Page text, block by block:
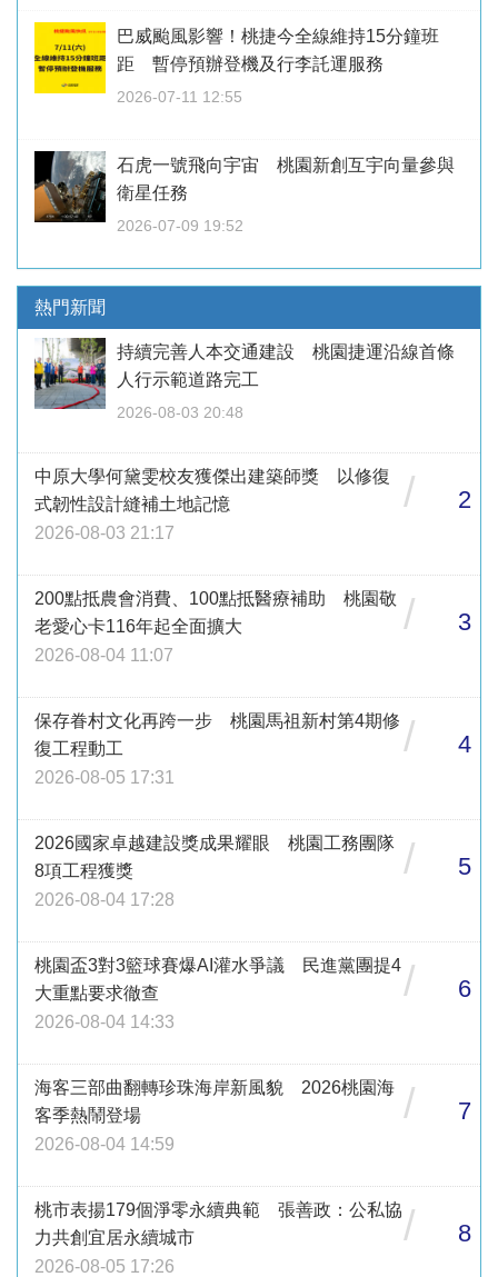
巴威颱風影響！桃捷今全線維持15分鐘班
距 暫停預辦登機及行李託運服務
2026-07-11 12:55
石虎一號飛向宇宙 桃園新創互宇向量參與
衛星任務
2026-07-09 19:52
熱門新聞
持續完善人本交通建設 桃園捷運沿線首條
人行示範道路完工
2026-08-03 20:48
中原大學何黛雯校友獲傑出建築師獎 以修復
式韌性設計縫補土地記憶
2026-08-03 21:17
/ 2
200點抵農會消費、100點抵醫療補助 桃園敬
老愛心卡116年起全面擴大
2026-08-04 11:07
/ 3
保存眷村文化再跨一步 桃園馬祖新村第4期修
復工程動工
2026-08-05 17:31
/ 4
2026國家卓越建設獎成果耀眼 桃園工務團隊
8項工程獲獎
2026-08-04 17:28
/ 5
桃園盃3對3籃球賽爆AI灌水爭議 民進黨團提4
大重點要求徹查
2026-08-04 14:33
/ 6
海客三部曲翻轉珍珠海岸新風貌 2026桃園海
客季熱鬧登場
2026-08-04 14:59
/ 7
桃市表揚179個淨零永續典範 張善政：公私協
力共創宜居永續城市
2026-08-05 17:26
/ 8